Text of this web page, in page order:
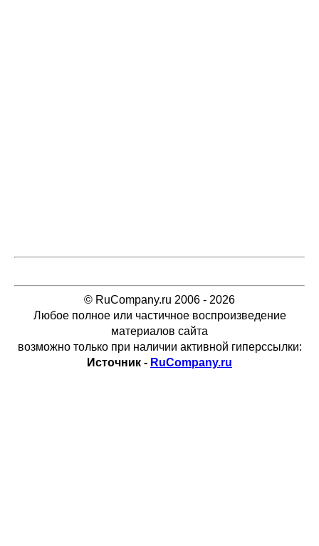
© RuCompany.ru 2006 - 2026
Любое полное или частичное воспроизведение
материалов сайта
возможно только при наличии активной гиперссылки:
Источник - RuCompany.ru